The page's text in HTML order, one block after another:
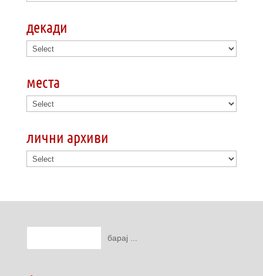
декади
места
лични архиви